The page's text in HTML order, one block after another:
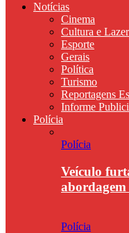
Notícias
Cinema
Cultura e Lazer
Esporte
Gerais
Política
Turismo
Reportagens
Informe
Polícia
Polícia
Veículo
Polícia